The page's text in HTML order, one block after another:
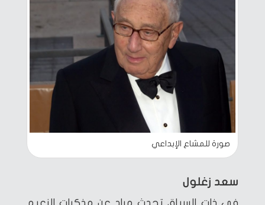
صورة للمشاع الإبداعي
سعد زغلول
في ذات السياق تحدث مراد عن مذكرات الزعيم